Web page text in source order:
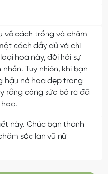
về cách trồng và chăm
cách đầy đủ và chi
hoa này, đòi hỏi sự
Tuy nhiên, khi bạn
hậu nở hoa đẹp trong
rằng công sức bỏ ra đã
này. Chúc bạn thành
sóc lan vũ nữ